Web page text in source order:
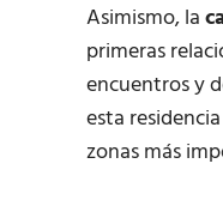
Asimismo, la
primeras
encuentros y
esta
zonas más